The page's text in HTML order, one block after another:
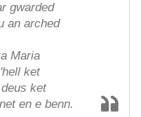
gwarded
an arched
Maria
ket
ket
en e benn.